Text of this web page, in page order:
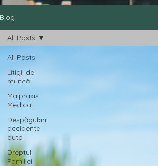
Blog
All Posts
Litigii de
muncă
Malpraxis
Medical
Despăgubiri
accidente
auto
Dreptul
Familiei
All Posts